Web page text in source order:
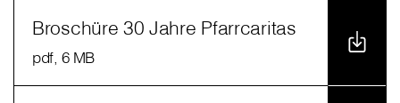
Broschüre 30 Jahre Pfarrcaritas
pdf, 6 MB